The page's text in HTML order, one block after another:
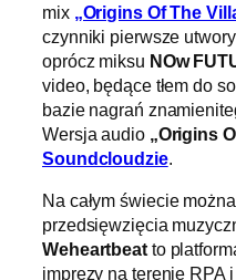
mix
„Origins Of The
czynniki pierwsze utwory
oprócz miksu NOw
video, będące tłem do
bazie nagrań
Wersja audio
„Origins
Soundcloudzie.
Na całym świecie
przedsięwzięcia
Weheartbeatto
imprezy na terenie RPA